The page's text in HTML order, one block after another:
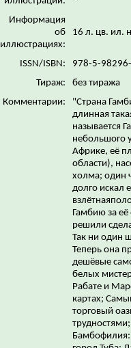
Информация
об
иллюстрациях:
16 л. цв. ил.
ISSN/ISBN:
978-5-
Тираж:
без тиража
Комментарии:
"Страна
длинная
называется
небольшого
Африке, её
области),
холма; один
долго искал
Гамбию за
решили
Так ни один
Теперь она
дешёвые
белых
Рабате и
картах;
торговый
Бамбофилия: